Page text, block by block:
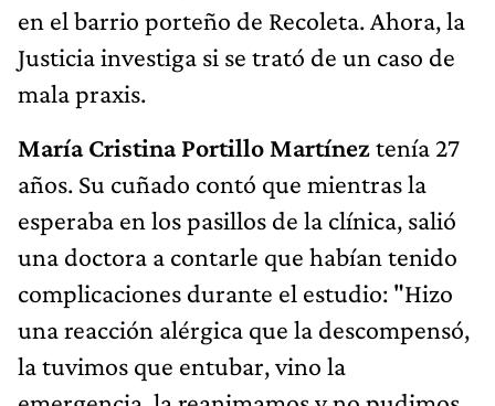
en el barrio porteño de Recoleta. Ahora, la
Justicia investiga si se trató de un caso de
mala praxis.
María Cristina Portillo Martíneztenía 27
años. Su cuñado contó que mientras la
esperaba en los pasillos de la clínica, salió
una doctora a contarle que habían tenido
complicaciones durante el estudio: "Hizo
una reacción alérgica que la descompensó,
la tuvimos que entubar, vino la